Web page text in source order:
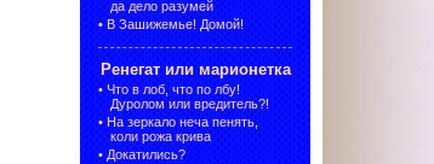
да дело разумей
• В Зашижемье! Домой!
Ренегат или марионетка
• Что в лоб, что по лбу!
Дуролом или вредитель?!
• На зеркало неча пенять,
коли рожа крива
• Докатились?